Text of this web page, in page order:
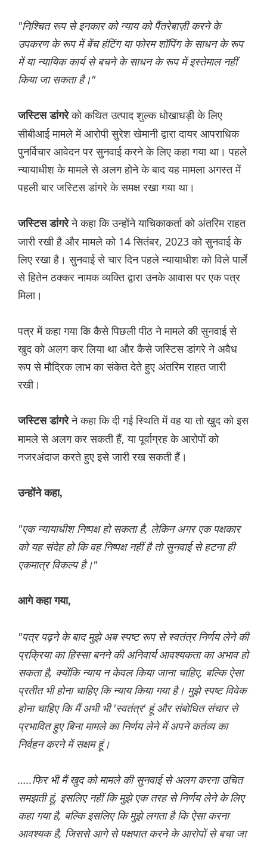
"निश्चित रूप से इनकार को न्याय को पैंतरेबाज़ी करने के
उपकरण के रूप में बेंच हंटिंग या फोरम शॉपिंग के साधन के रूप
में या न्यायिक कार्य से बचने के साधन के रूप में इस्तेमाल नहीं
किया जा सकता है।"
जस्टिस डांगरेको कथित उत्पाद शुल्क धोखाधड़ी के लिए
सीबीआई मामले में आरोपी सुरेश खेमानी द्वारा दायर आपराधिक
पुनर्विचार आवेदन पर सुनवाई करने के लिए कहा गया था। पहले
न्यायाधीश के मामले से अलग होने के बाद यह मामला अगस्त में
पहली बार जस्टिस डांगरे के समक्ष रखा गया था।
जस्टिस डांगरेने कहा कि उन्होंने याचिकाकर्ता को अंतरिम राहत
जारी रखी है और मामले को 14 सितंबर, 2023 को सुनवाई के
लिए रखा है। सुनवाई से चार दिन पहले न्यायाधीश को विले पार्ले
से हितेन ठक्कर नामक व्यक्ति द्वारा उनके आवास पर एक पत्र
मिला।
पत्र में कहा गया कि कैसे पिछली पीठ ने मामले की सुनवाई से
खुद को अलग कर लिया था और कैसे जस्टिस डांगरे ने अवैध
रूप से मौद्रिक लाभ का संकेत देते हुए अंतरिम राहत जारी
रखी।
जस्टिस डांगरेने कहा कि दी गई स्थिति में वह या तो खुद को इस
मामले से अलग कर सकती हैं, या पूर्वाग्रह के आरोपों को
नजरअंदाज करते हुए इसे जारी रख सकती हैं।
उन्होंने कहा,
"एक न्यायाधीश निष्पक्ष हो सकता है, लेकिन अगर एक पक्षकार
को यह संदेह हो कि वह निष्पक्ष नहीं है तो सुनवाई से हटना ही
एकमात्र विकल्प है।"
आगे कहा गया,
"पत्र पढ़ने के बाद मुझे अब स्पष्ट रूप से स्वतंत्र निर्णय लेने की
प्रक्रिया का हिस्सा बनने की अनिवार्य आवश्यकता का अभाव हो
सकता है, क्योंकि न्याय न केवल किया जाना चाहिए, बल्कि ऐसा
प्रतीत भी होना चाहिए कि न्याय किया गया है। मुझे स्पष्ट विवेक
होना चाहिए कि मैं अभी भी 'स्वतंत्र' हूं और संबोधित संचार से
प्रभावित हुए बिना मामले का निर्णय लेने में अपने कर्तव्य का
निर्वहन करने में सक्षम हूं।
…..फिर भी मैं खुद को मामले की सुनवाई से अलग करना उचित
समझती हूं, इसलिए नहीं कि मुझे एक तरह से निर्णय लेने के लिए
कहा गया है, बल्कि इसलिए कि मुझे लगता है कि ऐसा करना
आवश्यक है, जिससे आगे से पक्षपात करने के आरोपों से बचा जा